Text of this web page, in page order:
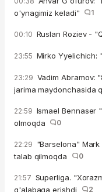
o'ynagimiz keladi"
1
00:10 Ruslan Roziev -
23:55 Mirko Yyelichich:
23:29 Vadim Abramov:
jarima maydonchasida
22:59 Ismael Bennaser
olmoqda
0
22:29 "Barselona"
talab qilmoqda
0
21:57 Superliga.
g'alabaga erishdi
2